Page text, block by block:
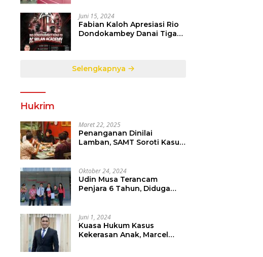
Badminton SulutGo
Juni 15, 2024
Fabian Kaloh Apresiasi Rio
Dondokambey Danai Tiga
Selengkapnya
Hukrim
Maret 22, 2025
Penanganan Dinilai
Lamban, SAMT Soroti Kasus
Oktober 24, 2024
Udin Musa Terancam
Penjara 6 Tahun, Diduga
Juni 1, 2024
Kuasa Hukum Kasus
Kekerasan Anak, Marcel